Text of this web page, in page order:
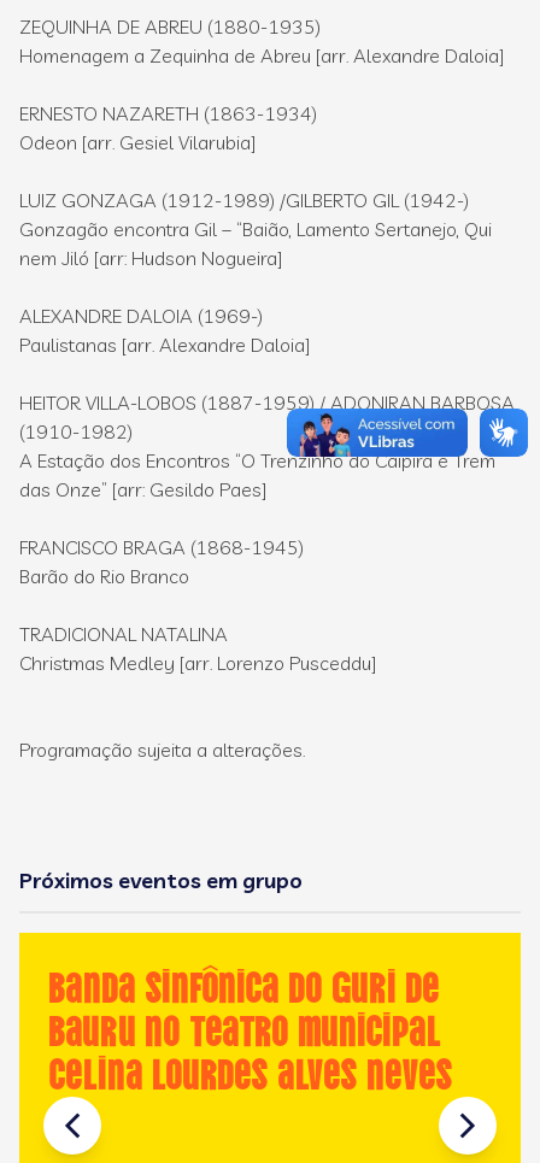
ZEQUINHA DE ABREU (1880-1935)
Homenagem a Zequinha de Abreu [arr. Alexandre Daloia]
ERNESTO NAZARETH (1863-1934)
Odeon [arr. Gesiel Vilarubia]
LUIZ GONZAGA (1912-1989) /GILBERTO GIL (1942-)
Gonzagão encontra Gil – “Baião, Lamento Sertanejo, Qui
nem Jiló [arr: Hudson Nogueira]
ALEXANDRE DALOIA (1969-)
Paulistanas [arr. Alexandre Daloia]
HEITOR VILLA-LOBOS (1887-1959) / ADONIRAN BARBOSA
(1910-1982)
A Estação dos Encontros “O Trenzinho do Caipira é Trem
das Onze” [arr: Gesildo Paes]
FRANCISCO BRAGA (1868-1945)
Barão do Rio Branco
TRADICIONAL NATALINA
Christmas Medley [arr. Lorenzo Pusceddu]
Programação sujeita a alterações.
Próximos eventos em grupo
Banda Sinfônica do GURI de
Bauru no Teatro Municipal
Celina Lourdes Alves Neves